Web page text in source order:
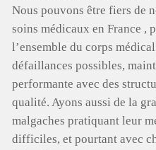
Nous pouvons être fiers de
soins médicaux en France ,
l’ensemble du corps
défaillances possibles,
performante avec des
qualité. Ayons aussi de la
malgaches pratiquant leur
difficiles, et pourtant avec